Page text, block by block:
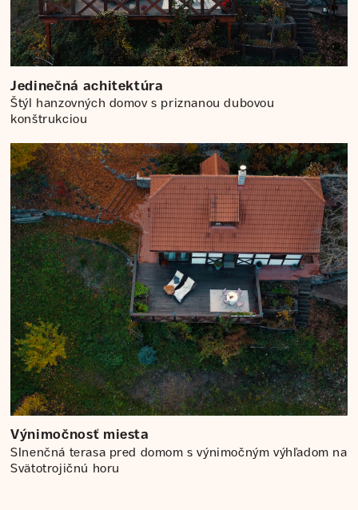
Jedinečná achitektúra
Štýl hanzovných domov s priznanou dubovou
konštrukciou
Výnimočnosť miesta
Slnenčná terasa pred domom s výnimočným výhľadom na
Svätotrojičnú horu